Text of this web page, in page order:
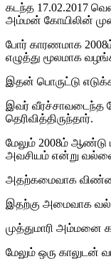
கடந்த 17.02.2017
அம்மன் கோயிலின்
போர் காரணமாக
எழுத்து மூலமாக
இதன் பொருட்டு
இவர் வீரச்சாவடைந்த
தெரிவித்திருந்தார்.
மேலும் 2008ம் ஆண்டு
அவசியம் என்று
அதற்கமைவாக
இதற்கு அமைவாக
முத்துமாரி அம்மனை
மேலும் ஒரு காலுடன்